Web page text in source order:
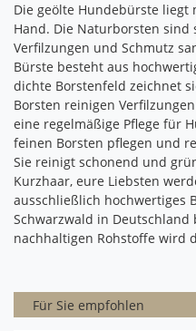
Die geölte Hundebürste
Hand. Die Naturborsten
Verfilzungen und Schmutz
Bürste besteht aus
dichte Borstenfeld zeichnet
Borsten reinigen
eine regelmäßige Pflege für
feinen Borsten pflegen und
Sie reinigt schonend und
Kurzhaar, eure Liebsten
ausschließlich hochwertiges
Schwarzwald in
nachhaltigen Rohstoffe wird
Für Sie empfohlen